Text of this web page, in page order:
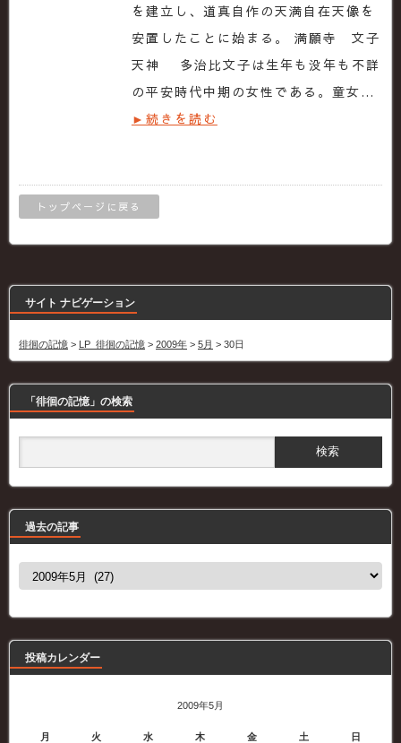
を建立し、道真自作の天満自在天像を
安置したことに始まる。 満願寺 文子
天神 多治比文子は生年も没年も不詳
の平安時代中期の女性である。童女…
►続きを読む
トップページに戻る
サイト ナビゲーション
徘徊の記憶 > LP_徘徊の記憶 > 2009年 > 5月 > 30日
「徘徊の記憶」の検索
過去の記事
過
事
投稿カレンダー
2009年5月
月 火 水 木 金 土 日